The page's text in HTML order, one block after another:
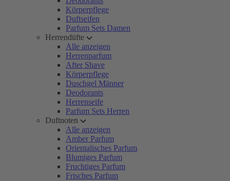
Körperpflege
Duftseifen
Parfum Sets Damen
Herrendüfte
Alle anzeigen
Herrenparfum
After Shave
Körperpflege
Duschgel Männer
Deodorants
Herrenseife
Parfum Sets Herren
Duftnoten
Alle anzeigen
Amber Parfum
Orientalisches Parfum
Blumiges Parfum
Fruchtiges Parfum
Frisches Parfum